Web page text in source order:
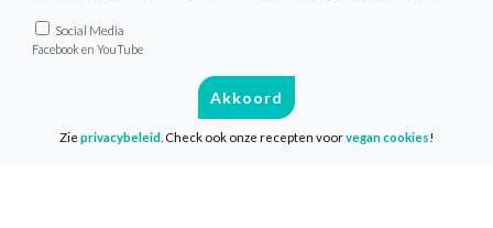
Media & Pers
Social Media
Facebook en YouTube
Akkoord
Zie privacybeleid . Check ook onze recepten voorvegan cookies!